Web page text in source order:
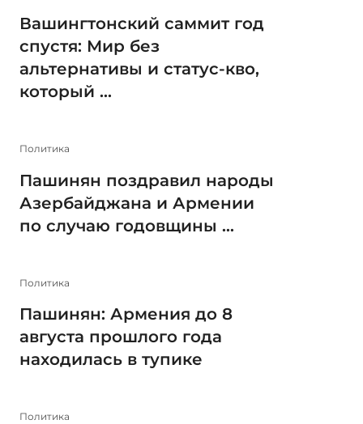
Вашингтонский саммит год
спустя: Мир без
альтернативы и статус-кво,
который ...
Политика
Пашинян поздравил народы
Азербайджана и Армении
по случаю годовщины ...
Политика
Пашинян: Армения до 8
августа прошлого года
находилась в тупике
Политика